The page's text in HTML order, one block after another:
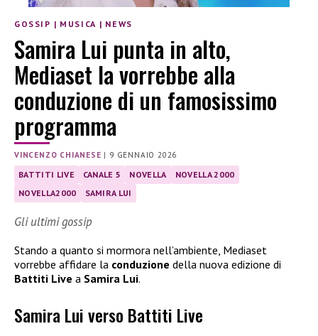
GOSSIP | MUSICA | NEWS
Samira Lui punta in alto,
Mediaset la vorrebbe alla
conduzione di un famosissimo
programma
VINCENZO CHIANESE | 9 GENNAIO 2026
BATTITI LIVE CANALE 5 NOVELLA
NOVELLA 2000
NOVELLA2000
SAMIRA LUI
Gli ultimi gossip
Stando a quanto si mormora nell’ambiente, Mediaset
vorrebbe affidare la conduzione della nuova edizione di
Battiti Live a Samira Lui.
Samira Lui verso Battiti Live